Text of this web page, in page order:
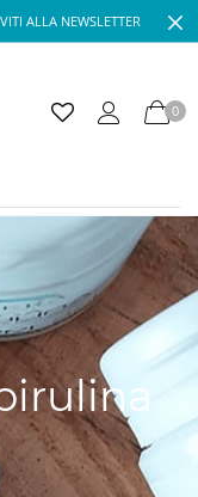
ALLA NEWSLETTER
0